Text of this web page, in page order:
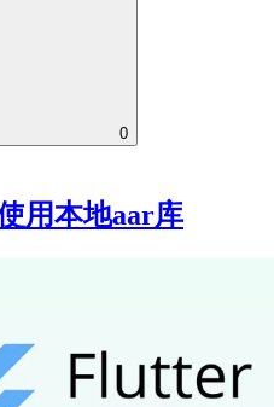
0
用本地aar库